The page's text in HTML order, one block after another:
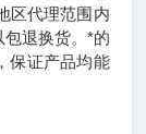
区代理范围内
退换货。 *的
保证产品均能